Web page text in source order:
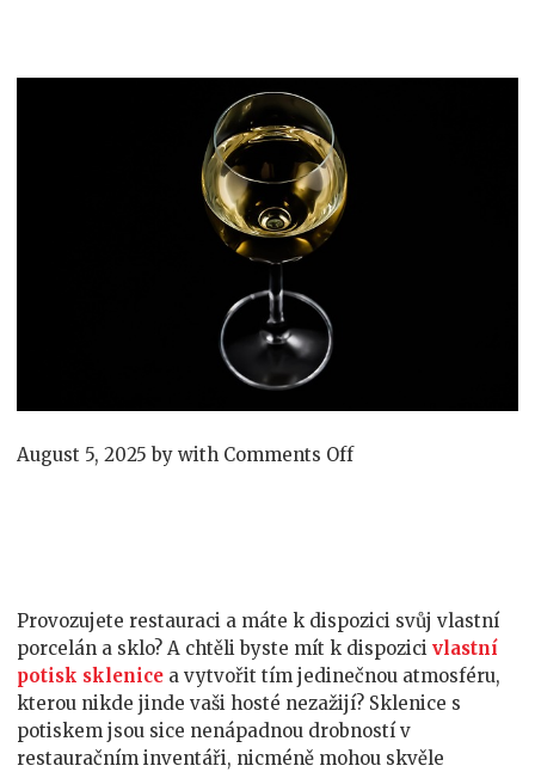
August 5, 2025 bywith Comments Offon
restaurace
Provozujete restauraci a máte k dispozici svůj vlastní
porcelán a sklo? A chtěli byste mít k dispozicivlastní
potisk sklenice a vytvořit tím jedinečnou atmosféru,
kterou nikde jinde vaši hosté nezažijí? Sklenice s
potiskem jsou sice nenápadnou drobností v
restauračním inventáři, nicméně mohou skvěle